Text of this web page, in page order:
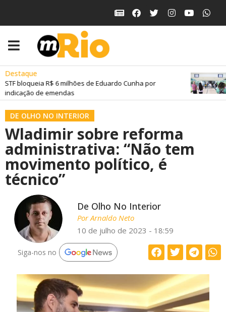
Destaque
STF bloqueia R$ 6 milhões de Eduardo Cunha por
indicação de emendas
DE OLHO NO INTERIOR
Wladimir sobre reforma
administrativa: “Não tem
movimento político, é
técnico”
De Olho No Interior
PorArnaldo Neto
10 de julho de 2023 - 18:59
Siga-nos no